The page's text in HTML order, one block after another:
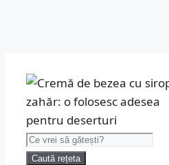
Caută:
Caută rețeta